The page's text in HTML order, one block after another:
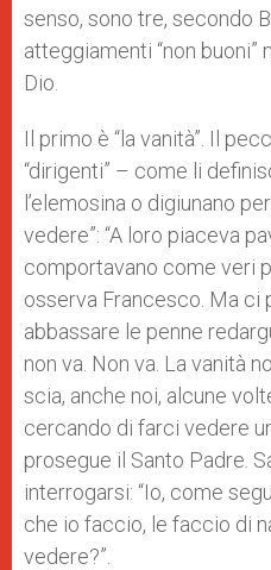
senso, sono tre, secondo
atteggiamenti “non
Dio.
Il primo è “la vanità”. Il
“dirigenti” – come li
l’elemosina o digiunano
vedere”: “A loro piaceva
comportavano come veri
osserva Francesco. Ma ci
abbassare le penne
non va. Non va. La vanità
scia, anche noi, alcune
cercando di farci vedere
prosegue il Santo Padre.
interrogarsi: “Io, come
che io faccio, le faccio di
vedere?”.